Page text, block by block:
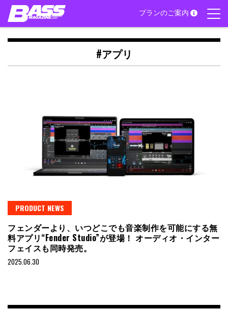
Skip
content
プランのご案内
#アプリ
PRODUCT NEWS
フェンダーより、いつどこでも音楽制作を可能にする無
料アプリ“Fender Studio”が登場！ オーディオ・インター
フェイスも同時発売。
2025.06.30